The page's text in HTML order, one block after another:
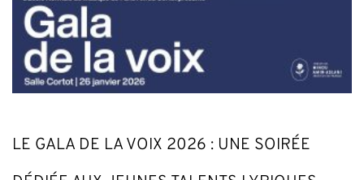
LE GALA DE LA VOIX 2026 : UNE SOIRÉE